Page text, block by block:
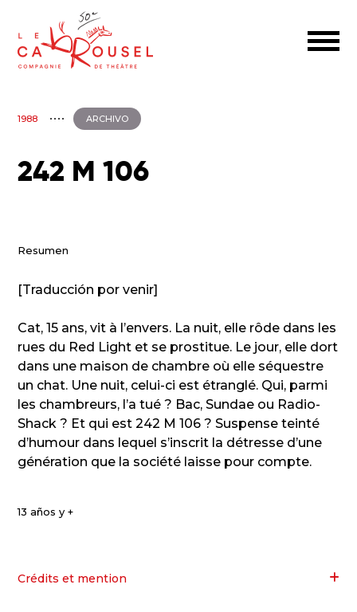
1988 ARCHIVO
242 M 106
Resumen
[Traducción por venir]
Cat, 15 ans, vit à l’envers. La nuit, elle rôde dans les
rues du Red Light et se prostitue. Le jour, elle dort
dans une maison de chambre où elle séquestre
un chat. Une nuit, celui-ci est étranglé. Qui, parmi
les chambreurs, l’a tué ? Bac, Sundae ou Radio-
Shack ? Et qui est 242 M 106 ? Suspense teinté
d’humour dans lequel s’inscrit la détresse d’une
génération que la société laisse pour compte.
13 años y +
Crédits et mention